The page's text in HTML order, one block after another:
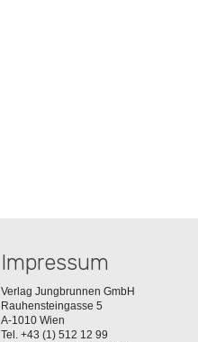
Impressum
Verlag Jungbrunnen GmbH
Rauhensteingasse 5
A-1010 Wien
Tel. +43 (1) 512 12 99